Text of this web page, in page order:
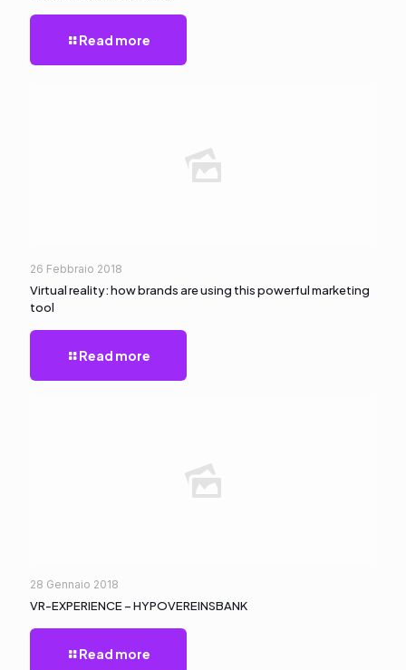
Read more
26 Febbraio 2018
Virtual reality: how brands are using this powerful marketing
tool
Read more
28 Gennaio 2018
VR-EXPERIENCE – HYPOVEREINSBANK
Read more